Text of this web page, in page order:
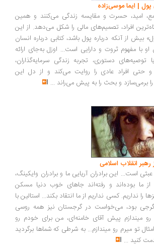
موسی‌زاده
حسرت و مقایسه زندگی می‌کنند و همین
تصمیم‌های مالی را شکل می‌دهد. از این
آنکه درباره پول باشد، کتابی درباره انسان
ثروت و دارایی است... اوزل به‌جای ارائه
دستوری، تجربه زندگی سرمایه‌گذاران،
افراد عادی را روایت می‌کند و از دل این
و بحث را به پیش می‌راند ...
اسلامی
این برادران آریایی ما و برادران وایکینگ،
و رفته‌اند جاهای خوب دنیا مسکن
کسی نداریم از ما انتقاد بکند... استالین با
می‌خواست در گرجستان نیز همه روسی
پیش آقای خامنه‌ای، من برای خودم رو
میرم رو میندازم... به شرطی که شماها برگردید
...